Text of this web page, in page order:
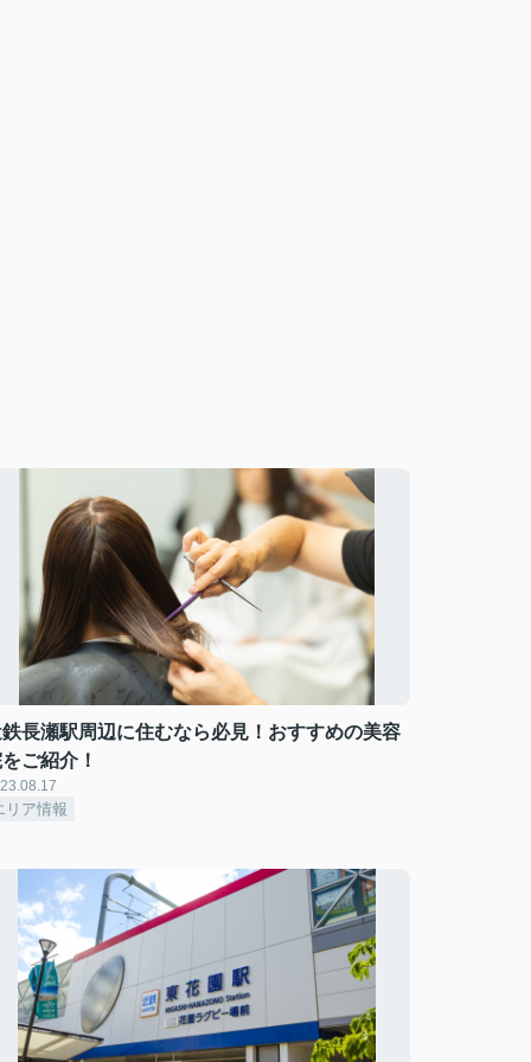
長瀬駅周辺に住むなら必見！おすすめの美容
ご紹介！
リア情報